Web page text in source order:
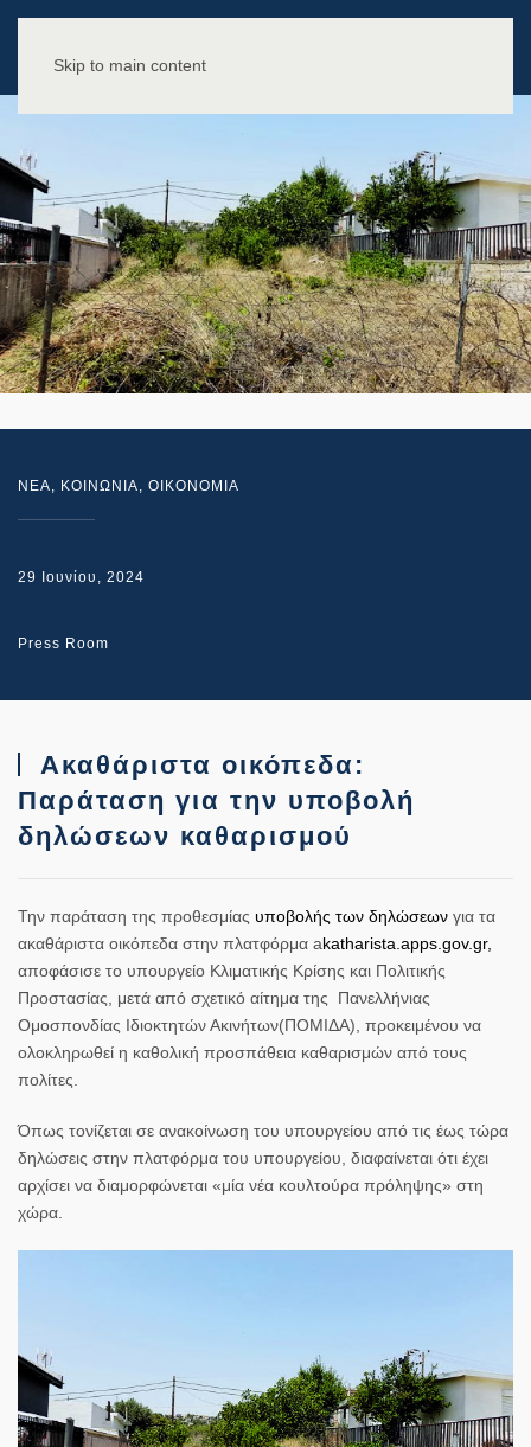
Skip to main content
NEA, ΚΟΙΝΩΝΙΑ, ΟΙΚΟΝΟΜΙΑ
29 Ιουνίου, 2024
Press Room
Ακαθάριστα οικόπεδα:
Παράταση για την υποβολή
δηλώσεων καθαρισμού
Την παράταση της προθεσμίας υποβολής των δηλώσεων για τα
ακαθάριστα οικόπεδα στην πλατφόρμα akatharista.apps.gov.gr,
αποφάσισε το υπουργείο Κλιματικής Κρίσης και Πολιτικής
Προστασίας, μετά από σχετικό αίτημα της Πανελλήνιας
Ομοσπονδίας Ιδιοκτητών Ακινήτων(ΠΟΜΙΔΑ), προκειμένου να
ολοκληρωθεί η καθολική προσπάθεια καθαρισμών από τους
πολίτες.
Όπως τονίζεται σε ανακοίνωση του υπουργείου από τις έως τώρα
δηλώσεις στην πλατφόρμα του υπουργείου, διαφαίνεται ότι έχει
αρχίσει να διαμορφώνεται «μία νέα κουλτούρα πρόληψης» στη
χώρα.